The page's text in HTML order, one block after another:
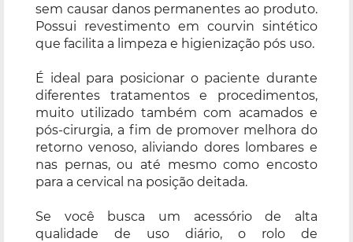
sem causar danos permanentes ao produto.
Possui revestimento em courvin sintético
que facilita a limpeza e higienização pós uso.
É ideal para posicionar o paciente durante
diferentes tratamentos e procedimentos,
muito utilizado também com acamados e
pós-cirurgia, a fim de promover melhora do
retorno venoso, aliviando dores lombares e
nas pernas, ou até mesmo como encosto
para a cervical na posição deitada.
Se você busca um acessório de alta
qualidade de uso diário, o rolo de